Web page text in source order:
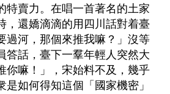
特賣力。在唱一首著名的土家
，還嬌滴滴的用四川話對着臺
過河，那個來推我嘛？」沒等
答話，臺下一羣年輕人突然大
你嘛！」，宋始料不及，幾乎
如何得知這個「國家機密」